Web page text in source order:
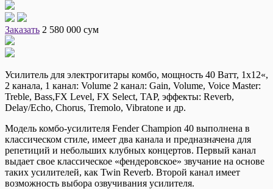
Заказать 2 580 000 сум
Усилитель для электрогитары комбо, мощность 40 Ватт, 1х12«,
2 канала, 1 канал: Volume 2 канал: Gain, Volume, Voice Master:
Treble, Bass,FX Level, FX Select, TAP, эффекты: Reverb,
Delay/Echo, Chorus, Tremolo, Vibratone и др.
Модель комбо-усилителя Fender Champion 40 выполнена в
классическом стиле, имеет два канала и предназначена для
репетиций и небольших клубных концертов. Первый канал
выдает свое классическое «фендеровское» звучание на основе
таких усилителей, как Twin Reverb. Второй канал имеет
возможность выбора озвучивания усилителя.